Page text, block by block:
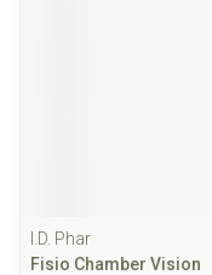
I.D. Phar
Fisio Chamber Vision